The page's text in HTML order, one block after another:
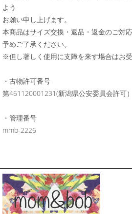
よう
お願い申し上げます。
本商品はサイズ交換・返品・返金のご対
予めご了承ください。
※但し著しく使用に支障を来す場合はお
・古物許可番号
第461120001231(新潟県公安委員会許可）
・管理番号
mmb-2226